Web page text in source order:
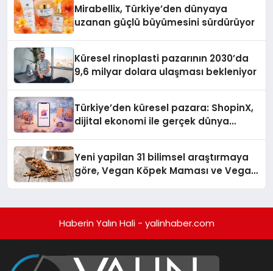
Mirabellix, Türkiye’den dünyaya
uzanan güçlü büyümesini sürdürüyor
Küresel rinoplasti pazarının 2030’da
9,6 milyar dolara ulaşması bekleniyor
Türkiye’den küresel pazara: ShopinX,
dijital ekonomi ile gerçek dünya
Yeni yapilan 31 bilimsel araştırmaya
göre, Vegan Köpek Maması ve Vegan
Haberin Yalın Hali - yalinhaber.com